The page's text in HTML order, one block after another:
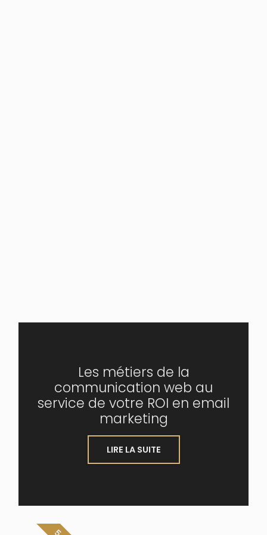
Les métiers de la
communication web au
service de votre ROI en email
marketing
LIRE LA SUITE